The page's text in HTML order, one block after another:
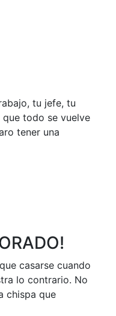
tu jefe, tu
que todo se vuelve
tener una
casarse cuando
lo contrario. No
chispa que